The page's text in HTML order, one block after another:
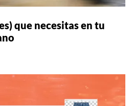
que necesitas en tu